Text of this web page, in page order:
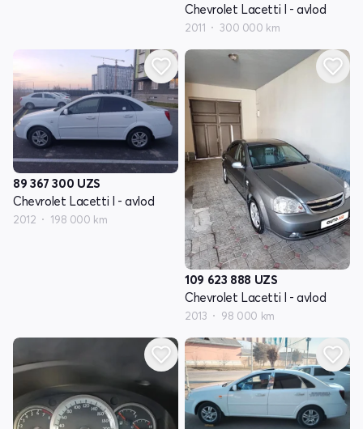
Chevrolet Lacetti I - avlod
2011 300 000 km
89 367 300 UZS
Chevrolet Lacetti I - avlod
2012 198 000 km
109 623 888 UZS
Chevrolet Lacetti I - avlod
2013 98 000 km